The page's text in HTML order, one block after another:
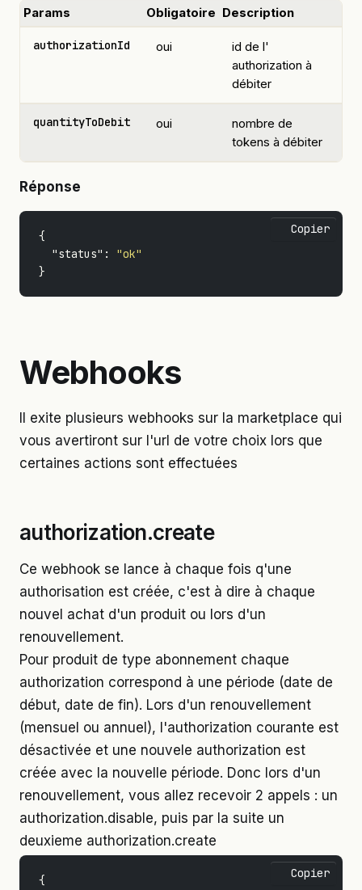
Params Obligatoire Description
authorizationId oui
id de l'
authorization à
débiter
quantityToDebit oui
nombre de
tokens à débiter
Réponse
{
"status" :
"ok"
}
Copier
Webhooks
Il exite plusieurs webhooks sur la marketplace qui
vous avertiront sur l'url de votre choix lors que
certaines actions sont effectuées
authorization.create
Ce webhook se lance à chaque fois q'une
authorisation est créée, c'est à dire à chaque
nouvel achat d'un produit ou lors d'un
renouvellement.
Pour produit de type abonnement chaque
authorization correspond à une période (date de
début, date de fin). Lors d'un renouvellement
(mensuel ou annuel), l'authorization courante est
désactivée et une nouvele authorization est
créée avec la nouvelle période. Donc lors d'un
renouvellement, vous allez recevoir 2 appels : un
authorization.disable, puis par la suite un
deuxieme authorization.create
{
Copier